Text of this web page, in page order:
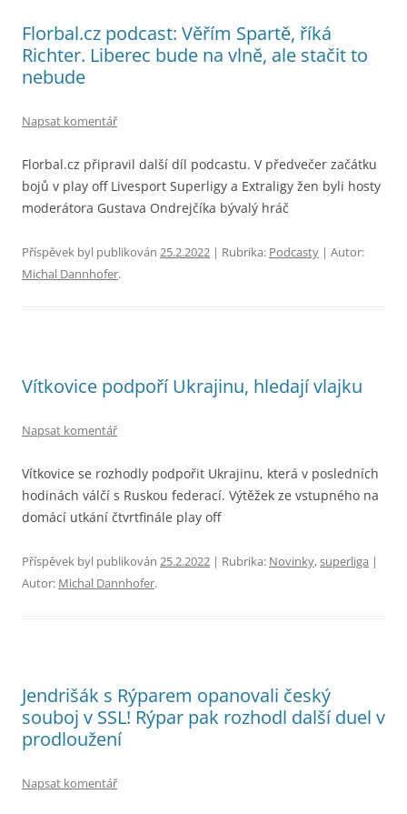
Florbal.cz podcast: Věřím Spartě, říká
Richter. Liberec bude na vlně, ale stačit to
nebude
Napsat komentář
Florbal.cz připravil další díl podcastu. V předvečer začátku
bojů v play off Livesport Superligy a Extraligy žen byli hosty
moderátora Gustava Ondrejčíka bývalý hráč
Příspěvek byl publikován 25.2.2022 | Rubrika: Podcasty | Autor:
Michal Dannhofer.
Vítkovice podpoří Ukrajinu, hledají vlajku
Napsat komentář
Vítkovice se rozhodly podpořit Ukrajinu, která v posledních
hodinách válčí s Ruskou federací. Výtěžek ze vstupného na
domácí utkání čtvrtfinále play off
Příspěvek byl publikován 25.2.2022 | Rubrika: Novinky,superliga |
Autor: Michal Dannhofer.
Jendrišák s Rýparem opanovali český
souboj v SSL! Rýpar pak rozhodl další duel v
prodloužení
Napsat komentář